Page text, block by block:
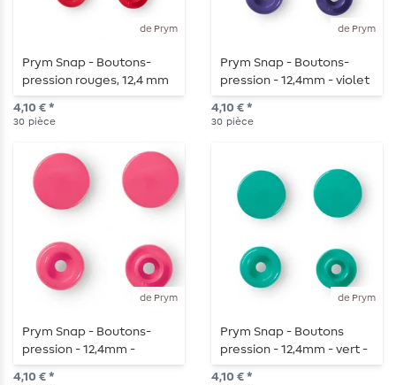
de Prym
Prym Snap - Boutons-
pression rouges, 12,4 mm
- 30 pièces
4,10 € *
30 pièce
de Prym
Prym Snap - Boutons-
pression - 12,4mm - violet
- 30 pièces
4,10 € *
30 pièce
de Prym
Prym Snap - Boutons-
pression - 12,4mm -
framboise - 30 pièces
4,10 € *
de Prym
Prym Snap - Boutons
pression - 12,4mm - vert -
30 pièces
4,10 € *